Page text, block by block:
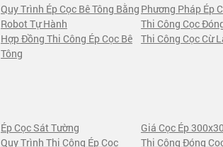
Quy Trình Ép Cọc Bê Tông Bằng
Robot Tự Hành
Phương Pháp Ép
Thi Công Cọc
Hợp Đồng Thi Công Ép Cọc Bê
Tông
Thi Công Cọc Cừ
Ép Cọc Sát Tường Giá Cọc Ép
Quy Trình Thi Công Ép Cọc
Thi Công Đóng